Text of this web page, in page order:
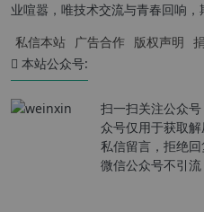
业喧嚣，唯技术交流与青春回响，
私信本站 广告合作 版权声明
本站公众号:
扫一扫关注公众
众号仅用于获取
私信留言，拒绝回
微信公众号不引流